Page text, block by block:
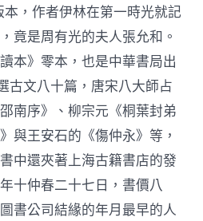
，作者伊林在第一時光就記
竟是周有光的夫人張允和。
本》零本，也是中華書局出
古文八十篇，唐宋八大師占
南序》、柳宗元《桐葉封弟
與王安石的《傷仲永》等，
中還夾著上海古籍書店的發
十仲春二十七日，書價八
書公司結緣的年月最早的人